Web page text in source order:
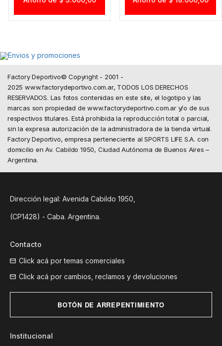
Factory Deportivo© Copyright - 2001 -
2025 www.factorydeportivo.com.ar, TODOS LOS DERECHOS
RESERVADOS. Las fotos contenidas en este site, el logotipo y las
marcas son propiedad de www.factorydeportivo.com.ar y/o de sus
respectivos titulares. Está prohibida la reproducción total o parcial,
sin la expresa autorización de la administradora de la tienda virtual.
Factory Deportivo, empresa perteneciente al SPORTS LIFE S.A. con
domicilio en Av. Cabildo 1950, Ciudad Autónoma de Buenos Aires –
Argentina.
Dirección legal: Avenida Cabildo 1950,
(CP1428) - Caba. Argentina.
Institucional
Contacto
Click acá por temas comerciales
Click acá por cambios, reclamos y devoluciones
BOTÓN DE ARREPENTIMIENTO